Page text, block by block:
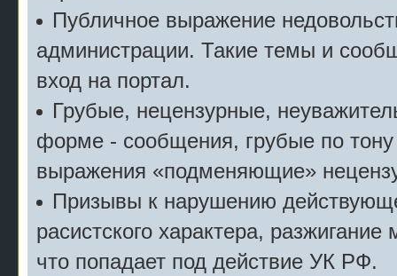
Публичное выражение
администрации. Такие темы и
вход на портал.
Грубые, нецензурные,
форме - сообщения, грубые по
выражения «подменяющие»
Призывы к нарушению
расистского характера,
что попадает под действие УК РФ.